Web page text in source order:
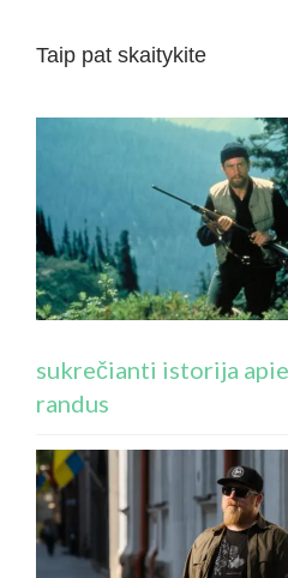
Taip pat skaitykite
sukrečianti istorija
randus